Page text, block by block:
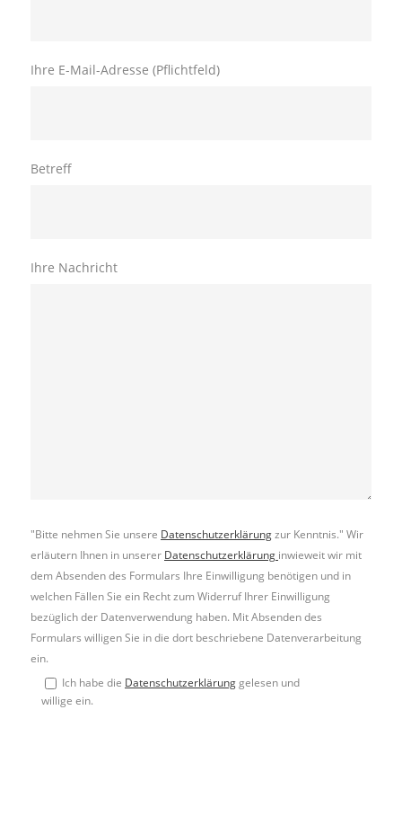
Ihre E-Mail-Adresse (Pflichtfeld)
Betreff
Ihre Nachricht
"Bitte nehmen Sie unsere Datenschutzerklärungzur Kenntnis." Wir
erläutern Ihnen in unserer Datenschutzerklärung inwieweit wir mit
dem Absenden des Formulars Ihre Einwilligung benötigen und in
welchen Fällen Sie ein Recht zum Widerruf Ihrer Einwilligung
bezüglich der Datenverwendung haben. Mit Absenden des
Formulars willigen Sie in die dort beschriebene Datenverarbeitung
ein.
Ich habe die Datenschutzerklärung gelesen und
willige ein.